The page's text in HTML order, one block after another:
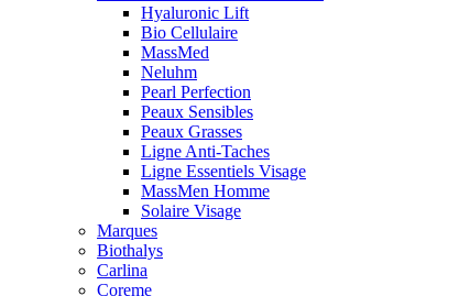
Hyaluronic Lift
Bio Cellulaire
MassMed
Neluhm
Pearl Perfection
Peaux Sensibles
Peaux Grasses
Ligne Anti-Taches
Ligne Essentiels Visage
MassMen Homme
Solaire Visage
Marques
Biothalys
Carlina
Coreme